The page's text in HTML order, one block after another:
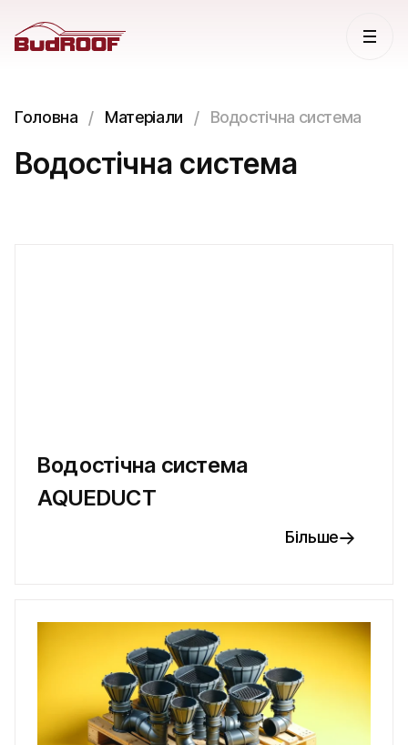
Головна Матеріали Водостічна система
Водостічна система
Водостічна система
AQUEDUCT
Більше